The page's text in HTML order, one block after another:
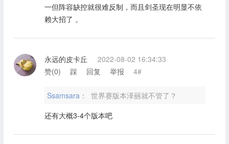
一但阵容缺控就很难反制，而且剑圣现在明显不依
赖大招了 。
永远的皮卡丘
2022-08-02 16:34:33
赞(0) 踩 回复 举报 4#
Ssamsara：
世界赛版本泽丽就不管了？
还有大概3-4个版本吧